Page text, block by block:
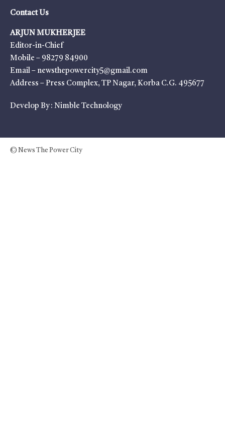
Contact Us
ARJUN MUKHERJEE
Editor-in-Chief
Mobile – 98279 84900
Email – newsthepowercity5@gmail.com
Address – Press Complex, TP Nagar, Korba C.G. 495677
Develop By : Nimble Technology
© News The Power City